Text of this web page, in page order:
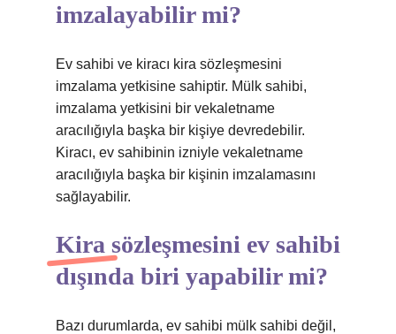
imzalayabilir mi?
Ev sahibi ve kiracı kira sözleşmesini
imzalama yetkisine sahiptir. Mülk sahibi,
imzalama yetkisini bir vekaletname
aracılığıyla başka bir kişiye devredebilir.
Kiracı, ev sahibinin izniyle vekaletname
aracılığıyla başka bir kişinin imzalamasını
sağlayabilir.
Kira sözleşmesini ev sahibi
dışında biri yapabilir mi?
Bazı durumlarda, ev sahibi mülk sahibi değil,